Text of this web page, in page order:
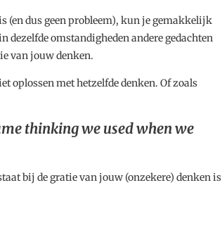
(en dus geen probleem), kun je gemakkelijk
omstandigheden andere gedachten
van jouw denken.
oplossen met hetzelfde denken. Of zoals
thinking we used when we
bij de gratie van jouw (onzekere) denken is